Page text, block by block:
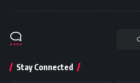
Stay Connected